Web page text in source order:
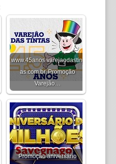
www.45anos.varejaodastint
as.com.br, Promoção
Varejão…
Promoção aniversário